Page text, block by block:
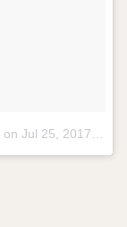
on Jul 25, 2017 at 4:02pm PDT